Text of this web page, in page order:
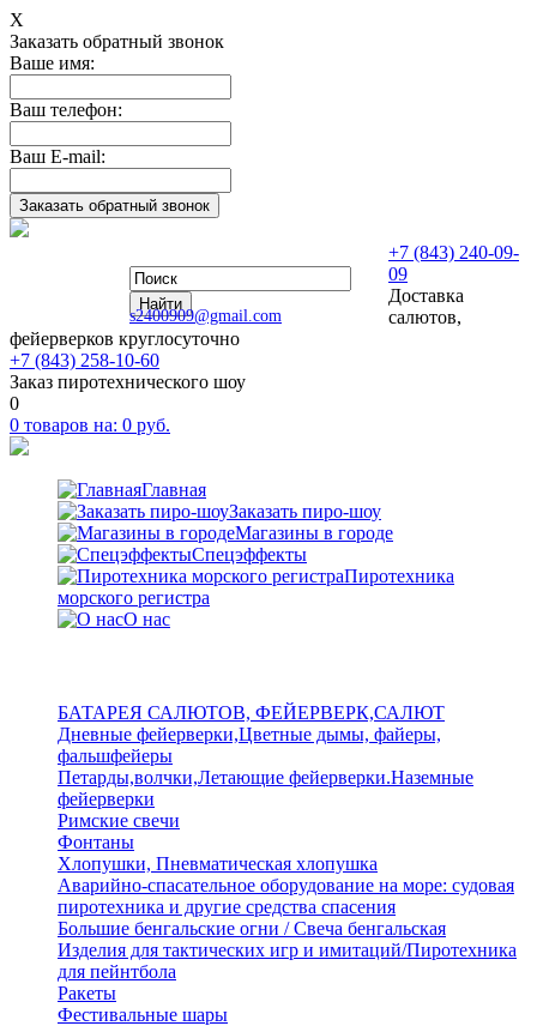
Х
Заказать обратный звонок
Ваше имя:
Ваш телефон:
Ваш E-mail:
s2400909@gmail.com
+7 (843) 240-09-
09
Доставка
салютов,
фейерверков круглосуточно
+7 (843) 258-10-60
Заказ пиротехнического шоу
0
0 товаров на: 0 руб.
Главная
Заказать пиро-шоу
Магазины в городе
Спецэффекты
Пиротехника
морского регистра
О нас
БАТАРЕЯ САЛЮТОВ, ФЕЙЕРВЕРК,САЛЮТ
Дневные фейерверки,Цветные дымы, файеры,
фальшфейеры
Петарды,волчки,Летающие фейерверки.Наземные
фейерверки
Римские свечи
Фонтаны
Хлопушки, Пневматическая хлопушка
Аварийно-спасательное оборудование на море: судовая
пиротехника и другие средства спасения
Большие бенгальские огни / Свеча бенгальская
Изделия для тактических игр и имитаций/Пиротехника
для пейнтбола
Ракеты
Фестивальные шары